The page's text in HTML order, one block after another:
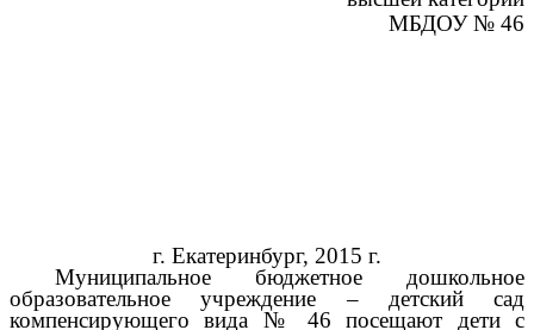
МБДОУ № 46
г. Екатеринбург, 2015 г.
Муниципальное бюджетное дошкольное
образовательное учреждение – детский сад
компенсирующего вида № 46 посещают дети с